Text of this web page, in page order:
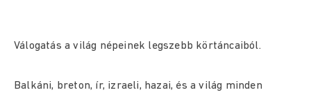
Válogatás a világ népeinek legszebb körtáncaiból.
Balkáni, breton, ír, izraeli, hazai, és a világ minden